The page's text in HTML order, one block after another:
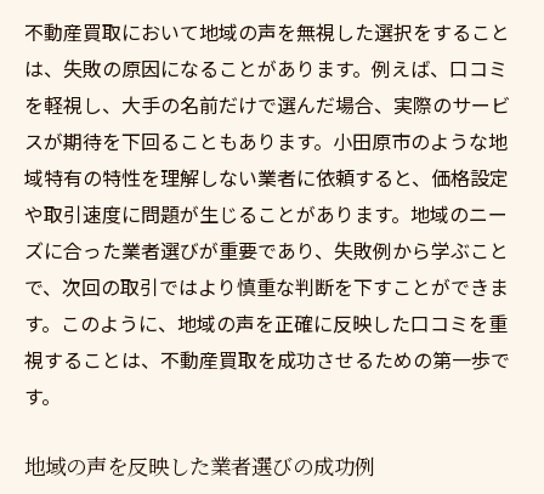
不動産買取において地域の声を無視した選択をすること
は、失敗の原因になることがあります。例えば、口コミ
を軽視し、大手の名前だけで選んだ場合、実際のサービ
スが期待を下回ることもあります。小田原市のような地
域特有の特性を理解しない業者に依頼すると、価格設定
や取引速度に問題が生じることがあります。地域のニー
ズに合った業者選びが重要であり、失敗例から学ぶこと
で、次回の取引ではより慎重な判断を下すことができま
す。このように、地域の声を正確に反映した口コミを重
視することは、不動産買取を成功させるための第一歩で
す。
地域の声を反映した業者選びの成功例